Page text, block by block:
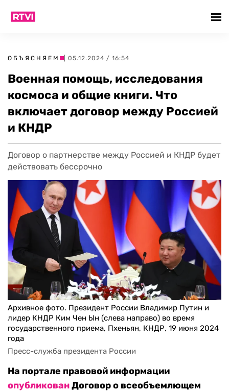
ОБЪЯСНЯЕМ | 05.12.2024 / 16:54
Военная помощь, исследования
космоса и общие книги. Что
включает договор между Россией
и КНДР
Договор о партнерстве между Россией и КНДР будет
действовать бессрочно
Архивное фото. Президент России Владимир Путин и
лидер КНДР Ким Чен Ын (слева направо) во время
государственного приема, Пхеньян, КНДР, 19 июня 2024
года
Пресс-служба президента России
На портале правовой информации
опубликованДоговор о всеобъемлющем